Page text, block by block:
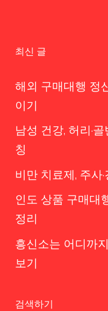
최신 글
해외 구매대행 정
이기
남성 건강, 허리·
칭
비만 치료제, 주사
인도 상품 구매대
정리
흥신소는 어디까
보기
검색하기